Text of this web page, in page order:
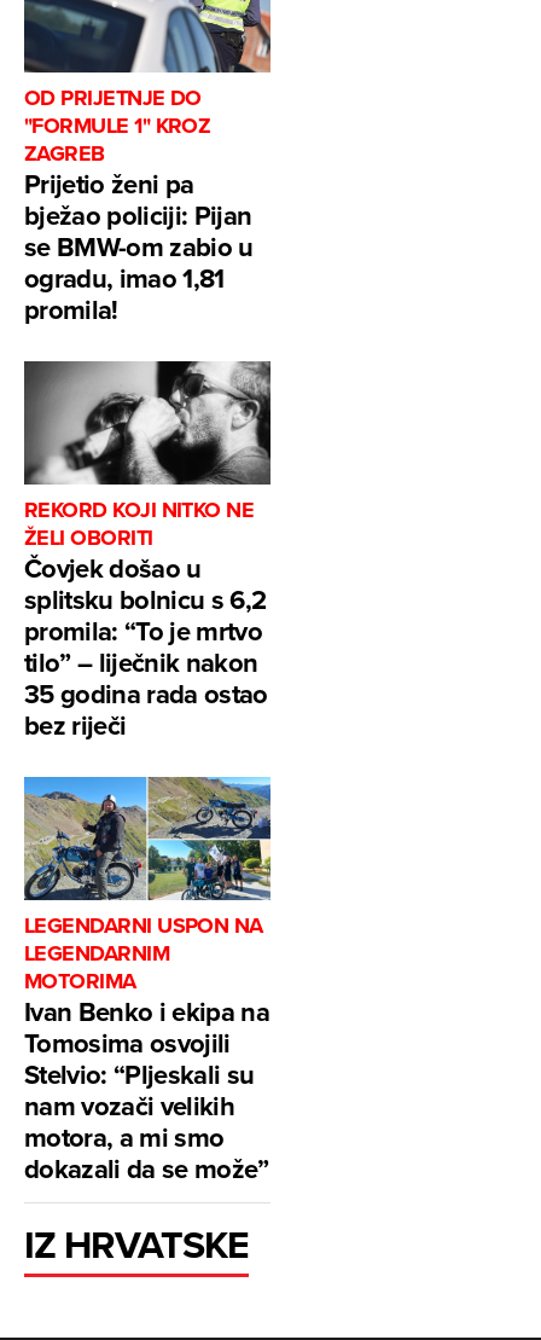
OD PRIJETNJE DO
"FORMULE 1" KROZ
ZAGREB
Prijetio ženi pa
bježao policiji: Pijan
se BMW-om zabio u
ogradu, imao 1,81
promila!
REKORD KOJI NITKO NE
ŽELI OBORITI
Čovjek došao u
splitsku bolnicu s 6,2
promila: “To je mrtvo
tilo” – liječnik nakon
35 godina rada ostao
bez riječi
LEGENDARNI USPON NA
LEGENDARNIM
MOTORIMA
Ivan Benko i ekipa na
Tomosima osvojili
Stelvio: “Pljeskali su
nam vozači velikih
motora, a mi smo
dokazali da se može”
IZ HRVATSKE